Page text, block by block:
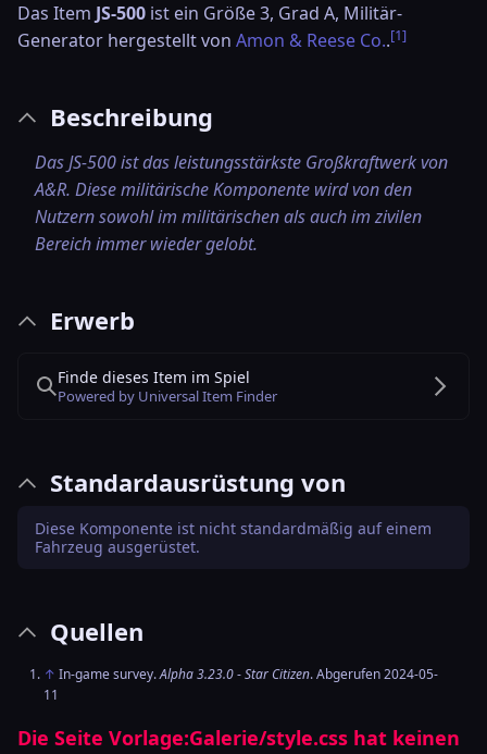
Das Item JS-500 ist ein Größe 3, Grad A, Militär-
Generator hergestellt von Amon & Reese Co..[1]
Beschreibung
Das JS-500 ist das leistungsstärkste Großkraftwerk von
A&R. Diese militärische Komponente wird von den
Nutzern sowohl im militärischen als auch im zivilen
Bereich immer wieder gelobt.
Erwerb
Finde dieses Item im Spiel
Powered by Universal Item Finder
Standardausrüstung von
Diese Komponente ist nicht standardmäßig auf einem
Fahrzeug ausgerüstet.
Quellen
↑ In-game survey.Alpha 3.23.0-Star Citizen. Abgerufen 2024-05-
11
Die Seite Vorlage:Galerie/style.css hat keinen